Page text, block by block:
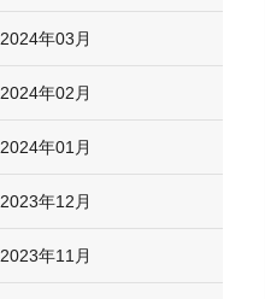
2024年03月
2024年02月
2024年01月
2023年12月
2023年11月